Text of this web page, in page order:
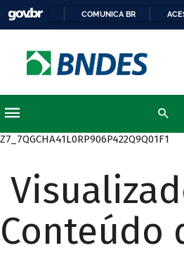
COMUNICA BR
Z7_7QGCHA41L0RP906P422Q9Q01F1
Conteúdo